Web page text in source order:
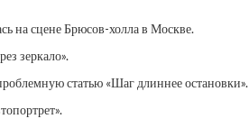
на сцене Брюсов-холла в Москве.
зеркало».
статью «Шаг длиннее остановки».